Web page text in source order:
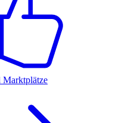
Marktplätze